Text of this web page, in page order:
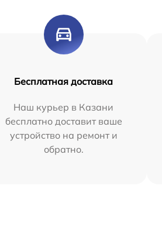
Бесплатная доставка
Наш курьер в Казани
бесплатно доставит ваше
устройство на ремонт и
обратно.